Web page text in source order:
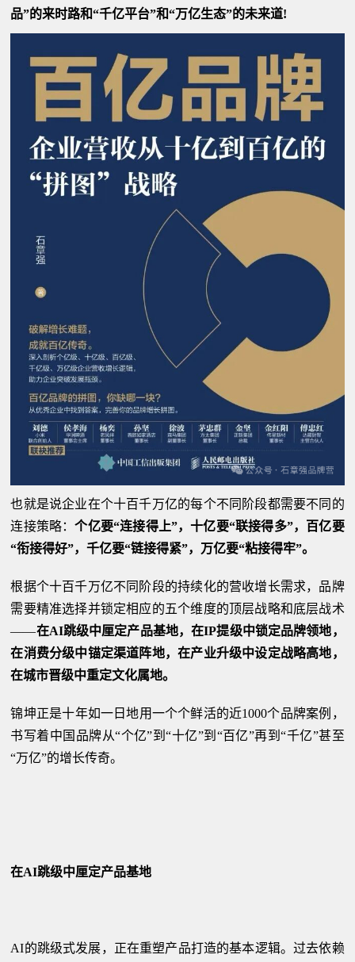
品”的来时路和“千亿平台”和“万亿生态”的未来道!
也就是说企业在个十百千万亿的每个不同阶段都需要不同的
连接策略：个亿要“连接得上”，十亿要“联接得多”，百亿要
“衔接得好”，千亿要“链接得紧”，万亿要“粘接得牢”。
根据个十百千万亿不同阶段的持续化的营收增长需求，品牌
需要精准选择并锁定相应的五个维度的顶层战略和底层战术
——在AI跳级中厘定产品基地，在IP提级中锁定品牌领地，
在消费分级中锚定渠道阵地，在产业升级中设定战略高地，
在城市晋级中重定文化属地。
锦坤正是十年如一日地用一个个鲜活的近1000个品牌案例，
书写着中国品牌从“个亿”到“十亿”到“百亿”再到“千亿”甚至
“万亿”的增长传奇。
在AI跳级中厘定产品基地
AI的跳级式发展，正在重塑产品打造的基本逻辑。过去依赖